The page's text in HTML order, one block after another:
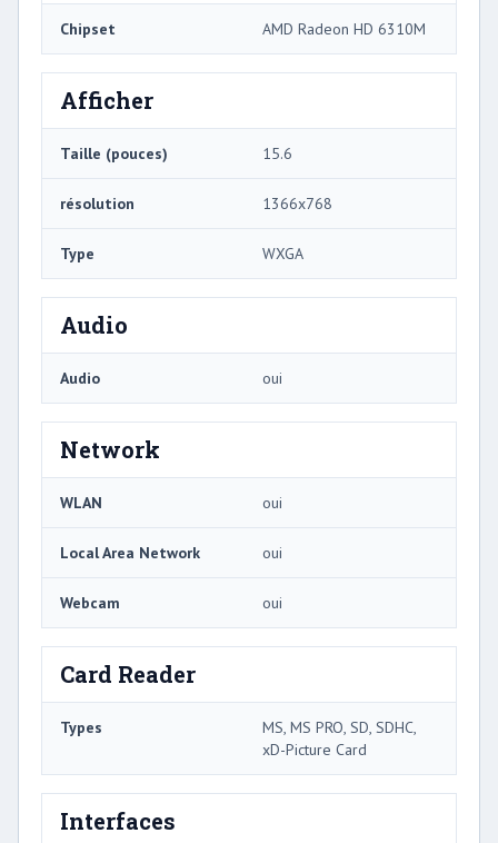
Chipset AMD Radeon HD 6310M
Afficher
Taille (pouces) 15.6
résolution 1366x768
Type WXGA
Audio
Audio oui
Network
WLAN oui
Local Area Network oui
Webcam oui
Card Reader
Types
MS, MS PRO, SD, SDHC,
xD-Picture Card
Interfaces